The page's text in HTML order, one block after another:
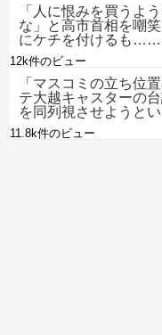
「人に恨みを買うよ
な」と高市首相を嘲
にケチを付けるも……
12k件のビュー
「マスコミの立ち位
テ大越キャスターの
を同列視させようと
11.8k件のビュー